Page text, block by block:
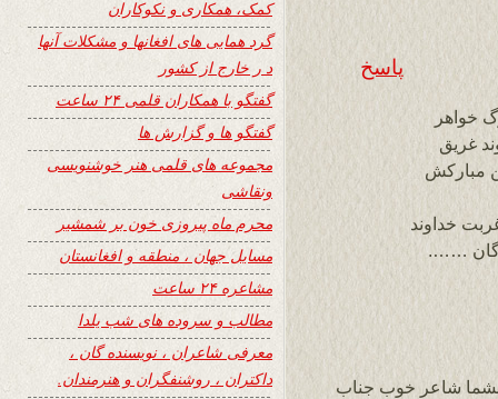
خواهر
غريق
مباركش
خداوند
…….
پاسخ
بشما شاعر خوب جناب
کمک، همکاری و نکوکاران
گرد همایی های افغانها و مشکلات آنها
د ر خارج از کشور
گفتگو با همکاران قلمی ۲۴ ساعت
گفتگو ها و گزارش ها
مجموعه های قلمی هنر خوشنویسی
ونقاشی
محرم ماه پیروزی خون بر شمشیر
مسایل جهان ، منطقه و افغانستان
مشاعره ۲۴ ساعت
مطالب و سروده های شب یلدا
معرفی شاعران ، نویسنده گان ،
داکتران ، روشنفگران و هنرمندان.